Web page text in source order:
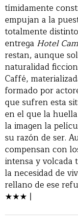
tímidamente
empujan a la
totalmente
entrega Hotel
restan, aunque
naturalidad
Caffé,
formado por
que sufren esta
en el que la
la imagen la
su razón de ser.
compensan con
intensa y volcada
la necesidad de
rellano de ese
★★★ |